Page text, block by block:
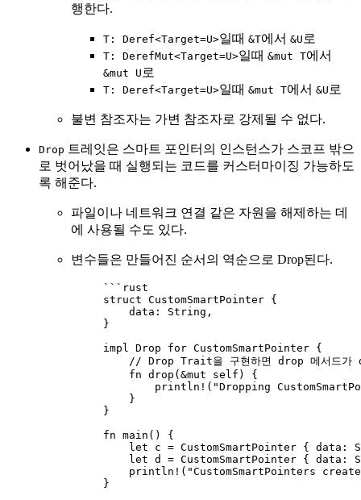
행한다.
T: Deref<Target=U>일때 &T에서 &U 로
T: DerefMut<Target=U>일때 &mut T에서
&mut U 로
T: Deref<Target=U>일때 &mut T에서 &U 로
불변 참조자는 가변 참조자로 강제될 수 없다.
Drop 트레잇은 스마트 포인터의 인스턴스가 스코프 밖으
로 벗어났을 때 실행되는 코드를 커스터마이징 가능하도
록 해준다.
파일이나 네트워크 연결 같은 자원을 해제하는 데
에 사용될 수도 있다.
변수들은 만들어진 순서의 역순으로 Drop된다.
```rust
struct CustomSmartPointer {
data: String,
}
impl Drop for CustomSmartPointer {
// Drop Trait을 구현하면 drop 메서드가
fn drop(&mut self) {
println!("Dropping
}
}
fn main() {
let c = CustomSmartPointer {
let d = CustomSmartPointer {
println!("CustomSmartPointers
}